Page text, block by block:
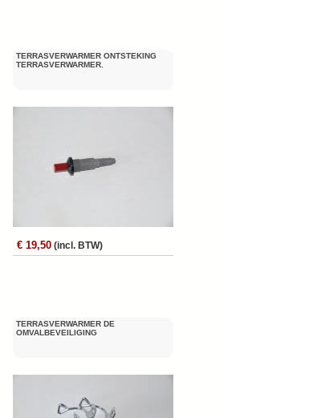
TERRASVERWARMER ONTSTEKING
TERRASVERWARMER.
€ 19,50 (incl. BTW)
TERRASVERWARMER DE
OMVALBEVEILIGING